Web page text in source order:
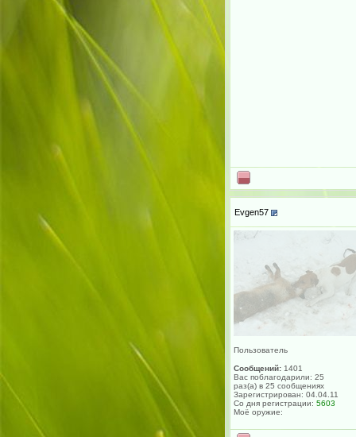
Evgen57
Пользователь
Сообщений: 1401
Вас поблагодарили: 25
раз(а) в 25 сообщениях
Зарегистрирован: 04.04.11
Со дня регистрации: 5603
Моё оружие: